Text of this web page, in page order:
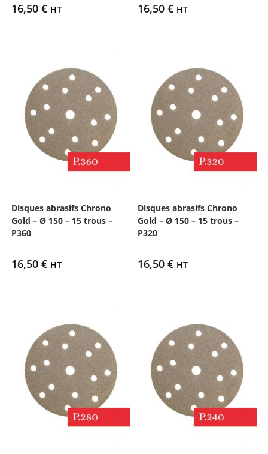
16,50 € HT 16,50€ HT
Disques abrasifs Chrono
Gold – Ø 150 – 15 trous –
P360
16,50 € HT
Disques abrasifs Chrono
Gold – Ø 150 – 15 trous –
P320
16,50€ HT